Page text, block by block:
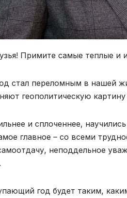
Примите самые теплые
стал переломным в нашей
геополитическую
и сплоченнее,
главное – со всеми
неподдельное
год будет таким,